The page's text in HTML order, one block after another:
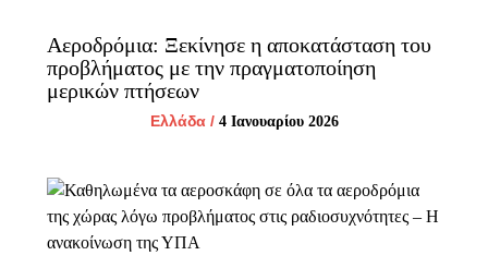
Αεροδρόμια: Ξεκίνησε η αποκατάσταση του
προβλήματος με την πραγματοποίηση
μερικών πτήσεων
Ελλάδα/ 4 Ιανουαρίου 2026